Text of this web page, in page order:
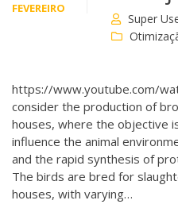
FEVEREIRO
Super
https://www.youtube.com/
consider the production of
houses, where the objective
influence the animal
and the rapid synthesis of
The birds are bred for
houses, with varying…